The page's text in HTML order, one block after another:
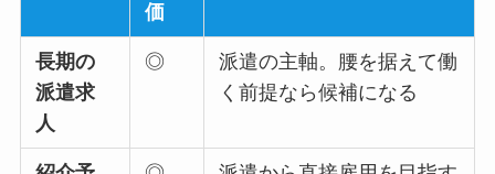
価
長期の
派遣求
人
◎
派遣の主軸。腰を据えて働
く前提なら候補になる